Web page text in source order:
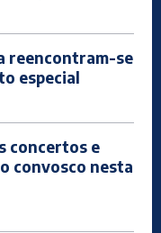
reencontram-se
especial
concertos e
convosco nesta